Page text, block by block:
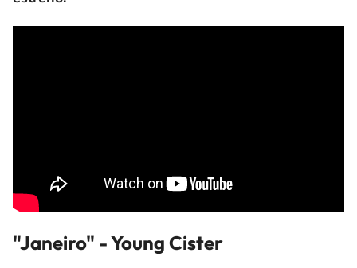
"Janeiro" - Young Cister